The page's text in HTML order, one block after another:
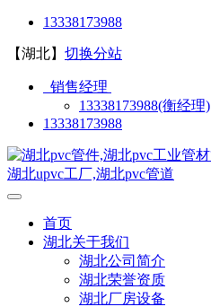
13338173988
【湖北】 切换分站
销售经理
13338173988(衡经理)
13338173988
首页
湖北关于我们
湖北公司简介
湖北荣誉资质
湖北厂房设备